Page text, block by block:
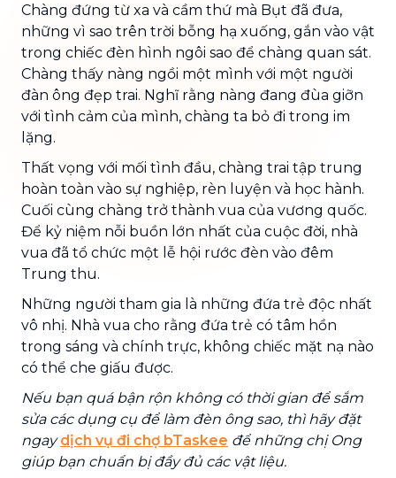
Chàng đứng từ xa và cầm thứ mà Bụt đã đưa,
những vì sao trên trời bỗng hạ xuống, gắn vào vật
trong chiếc đèn hình ngôi sao để chàng quan sát.
Chàng thấy nàng ngồi một mình với một người
đàn ông đẹp trai. Nghĩ rằng nàng đang đùa giỡn
với tình cảm của mình, chàng ta bỏ đi trong im
lặng.
Thất vọng với mối tình đầu, chàng trai tập trung
hoàn toàn vào sự nghiệp, rèn luyện và học hành.
Cuối cùng chàng trở thành vua của vương quốc.
Để kỷ niệm nỗi buồn lớn nhất của cuộc đời, nhà
vua đã tổ chức một lễ hội rước đèn vào đêm
Trung thu.
Những người tham gia là những đứa trẻ độc nhất
vô nhị. Nhà vua cho rằng đứa trẻ có tâm hồn
trong sáng và chính trực, không chiếc mặt nạ nào
có thể che giấu được.
Nếu bạn quá bận rộn không có thời gian để sắm
sửa các dụng cụ để làm đèn ông sao, thì hãy đặt
ngaydịch vụ đi chợ bTaskee để những chị Ong
giúp bạn chuẩn bị đầy đủ các vật liệu.